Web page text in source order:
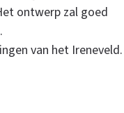
ontwerp zal goed
van het Ireneveld.